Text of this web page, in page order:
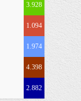
3.928
1.094
1.974
4.398
2.882